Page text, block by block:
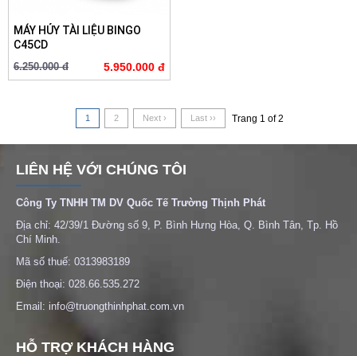
MÁY HỦY TÀI LIỆU BINGO
C45CD
6.250.000 đ 5.950.000 đ
Trang 1 of 2
1 2 Next › Last ››
LIÊN HỆ VỚI CHÚNG TÔI
Công Ty TNHH TM DV Quốc Tế Trường Thịnh Phát
Địa chỉ: 42/39/1 Đường số 9, P. Bình Hưng Hòa, Q. Bình Tân, Tp. Hồ
Chí Minh.
Mã số thuế: 0313983189
Điện thoại: 028.66.535.272
Email: info@truongthinhphat.com.vn
HỖ TRỢ KHÁCH HÀNG